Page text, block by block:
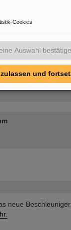
neue
Cookies
Auswahl
und